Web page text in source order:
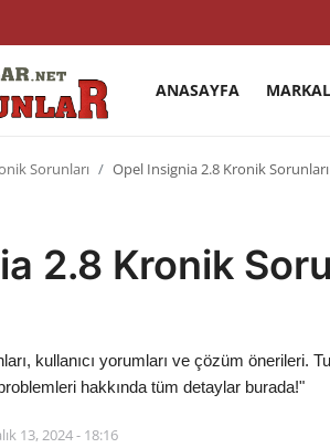
ANASAYFA
Sorunları Opel Insignia 2.8 Kronik Sorunları
2.8 Kronik
kullanıcı yorumları ve çözüm önerileri.
hakkında tüm detaylar burada!"
13, 2024 - 18:16